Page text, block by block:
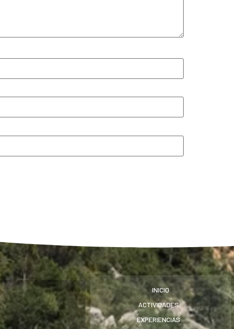
INICIO
ACTIVIDADES
EXPERIENCIAS